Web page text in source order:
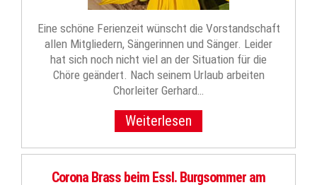
Eine schöne Ferienzeit wünscht die Vorstandschaft
allen Mitgliedern, Sängerinnen und Sänger. Leider
hat sich noch nicht viel an der Situation für die
Chöre geändert. Nach seinem Urlaub arbeiten
Chorleiter Gerhard…
Weiterlesen
Corona Brass beim Essl. Burgsommer am